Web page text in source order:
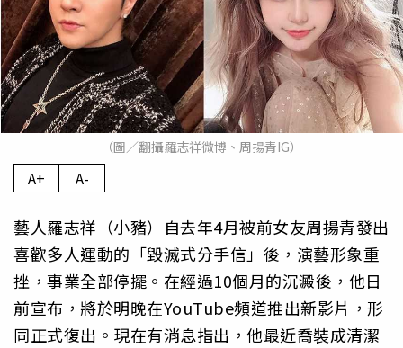
（圖／翻攝羅志祥微博、周揚青IG）
A+ A-
藝人羅志祥（小豬）自去年4月被前女友周揚青發出
喜歡多人運動的「毀滅式分手信」後，演藝形象重
挫，事業全部停擺。在經過10個月的沉澱後，他日
前宣布，將於明晚在YouTube頻道推出新影片，形
同正式復出。現在有消息指出，他最近喬裝成清潔